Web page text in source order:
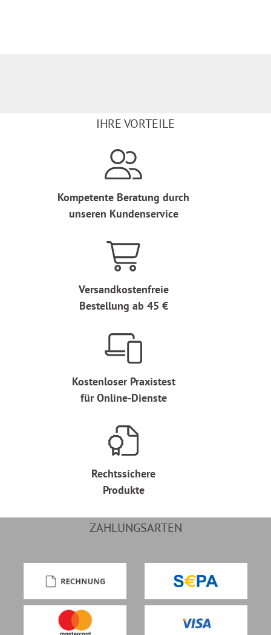
IHRE VORTEILE
Kompetente Beratung durch
unseren Kundenservice
Versandkostenfreie
Bestellung ab 45 €
Kostenloser Praxistest
für Online-Dienste
Rechtssichere
Produkte
ZAHLUNGSARTEN